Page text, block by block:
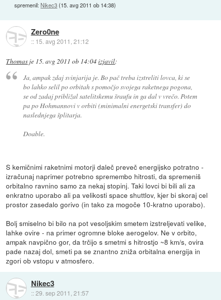
spremenil:Nikec3(15. avg 2011 ob 14:38)
Zero0ne
:: 15. avg 2011, 21:12
Thomas je 15. avg 2011 ob 14:04izjavil:
Ja, ampak zdaj svinjarija je. Bo pač treba izstreliti lovca, ki se
bo lahko selil po orbitah s pomočjo svojega raketnega pogona,
se od zadaj približal satelitskemu šraufu in ga dal v vrečo. Potem
pa po Hohmannovi v orbiti (minimalni energetski transfer) do
naslednjega šplitarja.
Doable.
S kemičnimi raketnimi motorji daleč preveč energijsko potratno -
izračunaj naprimer potrebno spremembo hitrosti, da spremeniš
orbitalno ravnino samo za nekaj stopinj. Taki lovci bi bili ali za
enkratno uporabo ali pa velikosti space shuttlov, kjer bi skoraj cel
prostor zasedalo gorivo (in tako za mogoče 10-kratno uporabo).
Bolj smiselno bi bilo na pot vesoljskim smetem izstreljevati velike,
lahke ovire - na primer ogromne bloke aerogelov. Ne v orbito,
ampak navpično gor, da trčijo s smetmi s hitrostjo ~8 km/s, ovira
pade nazaj dol, smeti pa se znantno zniža orbitalna energija in
zgori ob vstopu v atmosfero.
Nikec3
::29. sep 2011, 21:57